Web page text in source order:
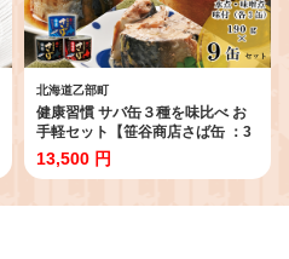
北海道乙部町
健康習慣 サバ缶３種を味比べ お
手軽セット【笹谷商店さば缶 ：3
種9缶セット(水煮・味噌煮・味付
各3缶)】＜ さば缶 サバ缶 190g 北
さば缶 水煮 味噌煮 味付 みそ 醤油
13,500 円